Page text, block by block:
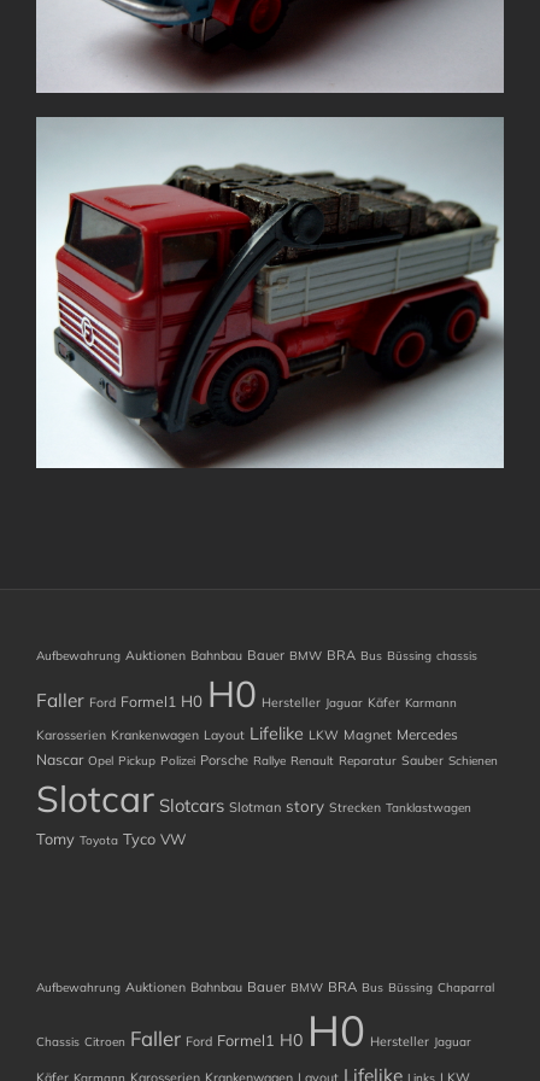
Aufbewahrung Auktionen Bahnbau Bauer BMW BRA Bus Büssing chassis
Faller Ford Formel1 H0 H0 Hersteller Jaguar Käfer Karmann
Karosserien Krankenwagen Layout Lifelike LKW Magnet Mercedes
Nascar Opel Pickup Polizei Porsche Rallye Renault Reparatur Sauber Schienen
Slotcar Slotcars Slotman story Strecken Tanklastwagen
Tomy Toyota Tyco VW
Aufbewahrung Auktionen Bahnbau Bauer BMW BRA Bus Büssing Chaparral
Chassis Citroen Faller Ford Formel1 H0 H0 Hersteller Jaguar
Käfer Karosserien Krankenwagen Layout Lifelike LKW